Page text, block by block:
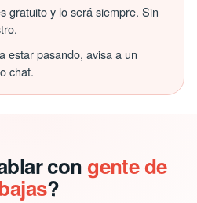
gratuito y lo será siempre. Sin
estar pasando, avisa a un
chat.
con gente de
?